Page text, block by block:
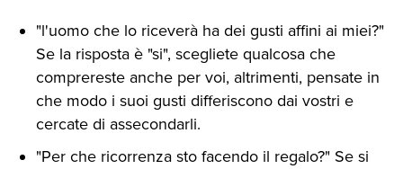
"l'uomo che lo riceverà ha dei gusti affini ai miei?"
Se la risposta è "si", scegliete qualcosa che
comprereste anche per voi, altrimenti, pensate in
che modo i suoi gusti differiscono dai vostri e
cercate di assecondarli.
"Per che ricorrenza sto facendo il regalo?" Se si